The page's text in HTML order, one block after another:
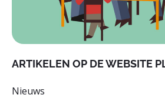
ARTIKELEN OP DE WEBSITE
Nieuws